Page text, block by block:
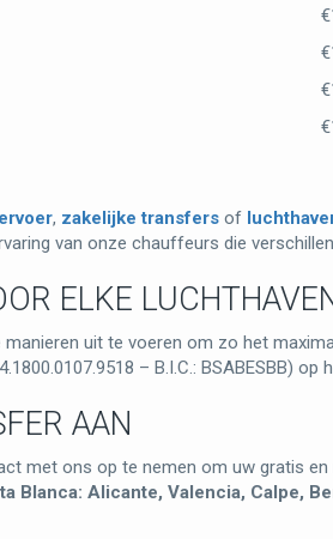
, zakelijke transfers of
van onze chauffeurs die
ELKE
uit te voeren om zo het
– B.I.C.: BSABESBB)
AAN
met ons op te nemen om uw gratis
Blanca: Alicante, Valencia, Calpe,